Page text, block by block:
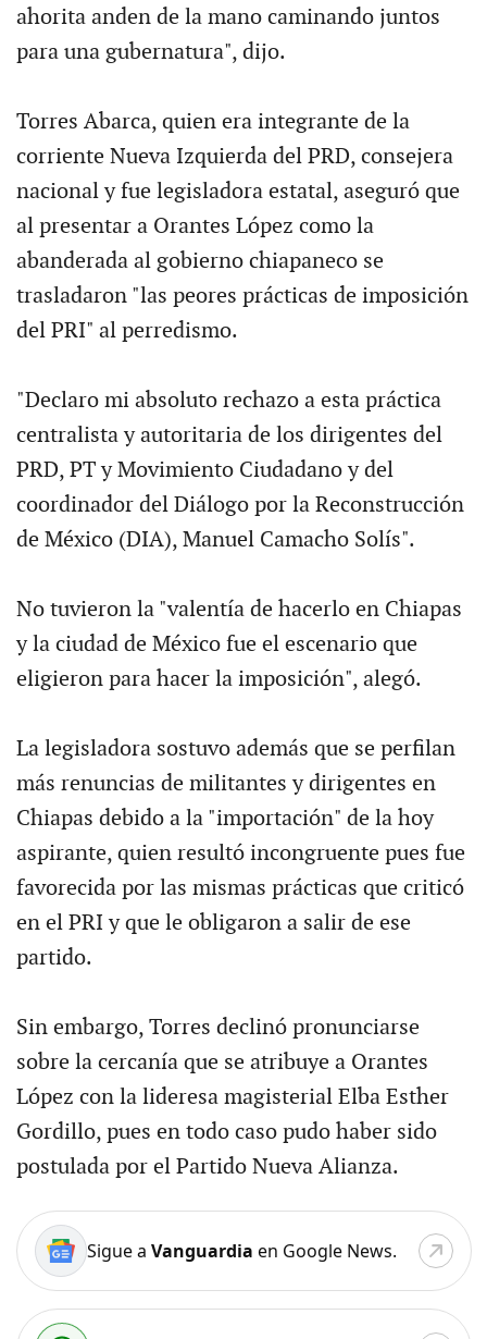
ahorita anden de la mano caminando juntos
para una gubernatura", dijo.
Torres Abarca, quien era integrante de la
corriente Nueva Izquierda del PRD, consejera
nacional y fue legisladora estatal, aseguró que
al presentar a Orantes López como la
abanderada al gobierno chiapaneco se
trasladaron "las peores prácticas de imposición
del PRI" al perredismo.
"Declaro mi absoluto rechazo a esta práctica
centralista y autoritaria de los dirigentes del
PRD, PT y Movimiento Ciudadano y del
coordinador del Diálogo por la Reconstrucción
de México (DIA), Manuel Camacho Solís".
No tuvieron la "valentía de hacerlo en Chiapas
y la ciudad de México fue el escenario que
eligieron para hacer la imposición", alegó.
La legisladora sostuvo además que se perfilan
más renuncias de militantes y dirigentes en
Chiapas debido a la "importación" de la hoy
aspirante, quien resultó incongruente pues fue
favorecida por las mismas prácticas que criticó
en el PRI y que le obligaron a salir de ese
partido.
Sin embargo, Torres declinó pronunciarse
sobre la cercanía que se atribuye a Orantes
López con la lideresa magisterial Elba Esther
Gordillo, pues en todo caso pudo haber sido
postulada por el Partido Nueva Alianza.
Sigue a Vanguardia en Google News.